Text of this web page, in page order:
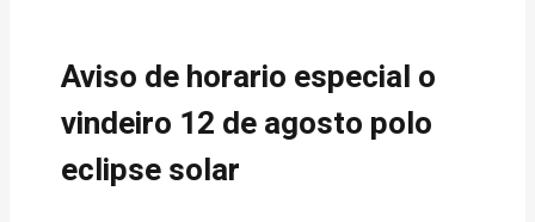
Aviso de horario especial o
vindeiro 12 de agosto polo
eclipse solar